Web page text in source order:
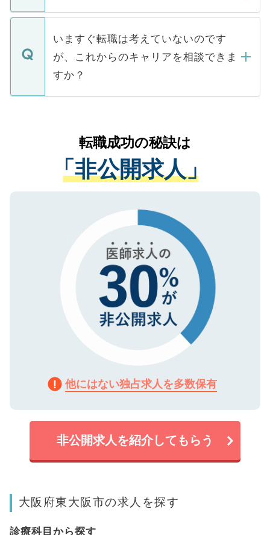
関を公にしてしまうと、応募が殺到する場
に、医療機関が求める条件に合った人材の
みを人材紹介会社に依頼するケースが増え
ています。
定を承諾する必要はありません。内定先へ
の辞退の連絡はキャリアパートナーが行い
個人情報が漏えいすることはありませんの
で、ご安心ください。当サイトからの登録
などで収集したご登録者様の個人情報は、
ご本人のキャリアアップおよび転職活動の
支援を目的に使用いたします。お預かりし
ているすべての個人データはご本人の許可
は、個人情報の取り扱いについての厳密な
管理基準を満たした事業者のみに付与され
る、プライバシーマークを取得済みです。
で、機密保持に関してもご安心ください。
いますぐ転職は考えていないのです
が、これからのキャリアを相談できま
すか？
かがいして、現在の医療機関の状況や紹介
経験をまじえながら、適切なアドバイスを
させていただきます。すぐにご転職をされ
ない方には、長期的なサポートが可能です
ので、まずはご登録ください。
転職成功の秘訣は
「非公開求人」
他にはない独占求人を多数保有
非公開求人を紹介してもらう
大阪府東大阪市の求人を探す
診療科目から探す